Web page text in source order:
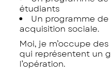
étudiants
Un programme
acquisition sociale.
Moi, je m’occupe
qui représentent un
l’opération.